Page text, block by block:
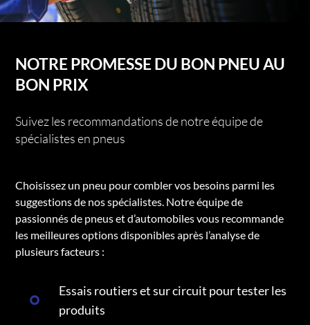
NOTRE PROMESSE DU BON PNEU AU
BON PRIX
Suivez les recommandations de notre équipe de
spécialistes en pneus
Choisissez un pneu pour combler vos besoins parmi les
suggestions de nos spécialistes. Notre équipe de
passionnés de pneus et d’automobiles vous recommande
les meilleures options disponibles après l’analyse de
plusieurs facteurs :
Essais routiers et sur circuit pour tester les
produits